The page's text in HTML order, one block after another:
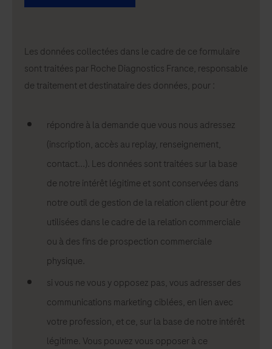
Les données collectées dans le cadre de ce formulaire
sont traitées par Roche Diagnostics France, responsable
de traitement et destinataire des données, pour :
répondre à la demande que vous nous adressez
(inscription, accès au replay, renseignement,
contact...). Les données sont traitées sur la base
de notre intérêt légitime et sont conservées dans
notre outil de gestion de la relation client pour être
utilisées dans le cadre de la relation commerciale
ou à des fins de prospection commerciale
physique.
si vous ne vous y opposez pas, vous adresser des
communications marketing ciblées, en lien avec
votre profession, et ce, sur la base de notre intérêt
légitime. Vous pouvez vous opposer à ce